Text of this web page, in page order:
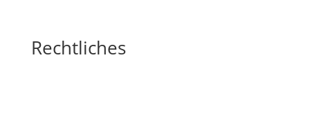
Rechtliches